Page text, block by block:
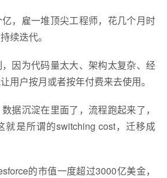
，雇一堆顶尖工程师，花几个月时
续迭代。
因为代码量太大、架构太复杂、经
用户按月或者按年付费来去使用。
据沉淀在里面了，流程跑起来了，
就是所谓的switching cost，迁移成
的市值一度超过3000亿美金，